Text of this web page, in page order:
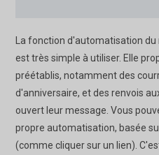
La fonction d'automatisation
est très simple à utiliser. Elle
préétablis, notamment des
d'anniversaire, et des renvois
ouvert leur message. Vous
propre automatisation, basée
(comme cliquer sur un lien).